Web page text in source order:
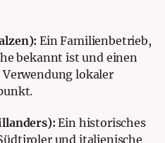
Ein Familienbetrieb,
bekannt ist und einen
lokaler
Ein historisches
und italienische